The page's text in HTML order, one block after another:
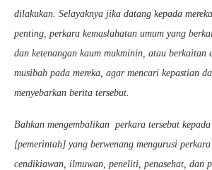
dilakukan. Selayaknya jika datang kepada
penting, perkara kemaslahatan umum yang
dan ketenangan kaum mukminin, atau berkaitan
musibah pada mereka, agar mencari kepastian
menyebarkan berita tersebut.
Bahkan mengembalikan perkara tersebut
[pemerintah] yang berwenang mengurusi
cendikiawan, ilmuwan, peneliti, penasehat, dan